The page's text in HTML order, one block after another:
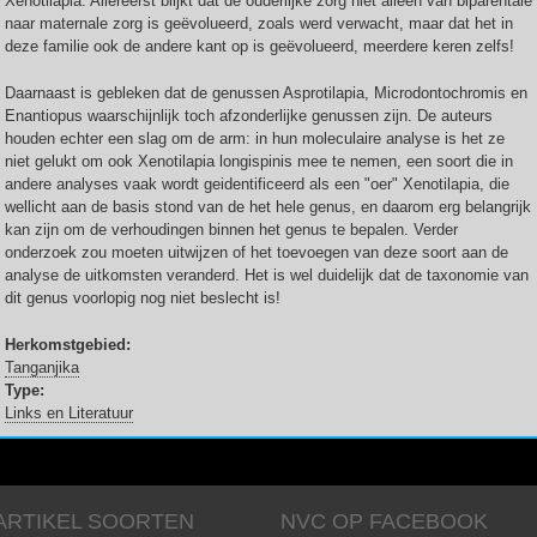
naar maternale zorg is geëvolueerd, zoals werd verwacht, maar dat het in
deze familie ook de andere kant op is geëvolueerd, meerdere keren zelfs!
Daarnaast is gebleken dat de genussen Asprotilapia, Microdontochromis en
Enantiopus waarschijnlijk toch afzonderlijke genussen zijn. De auteurs
houden echter een slag om de arm: in hun moleculaire analyse is het ze
niet gelukt om ook Xenotilapia longispinis mee te nemen, een soort die in
andere analyses vaak wordt geidentificeerd als een "oer" Xenotilapia, die
wellicht aan de basis stond van de het hele genus, en daarom erg belangrijk
kan zijn om de verhoudingen binnen het genus te bepalen. Verder
onderzoek zou moeten uitwijzen of het toevoegen van deze soort aan de
analyse de uitkomsten veranderd. Het is wel duidelijk dat de taxonomie van
dit genus voorlopig nog niet beslecht is!
Herkomstgebied:
Tanganjika
Type:
Links en Literatuur
SOORTEN NVC OP FACEBOOK